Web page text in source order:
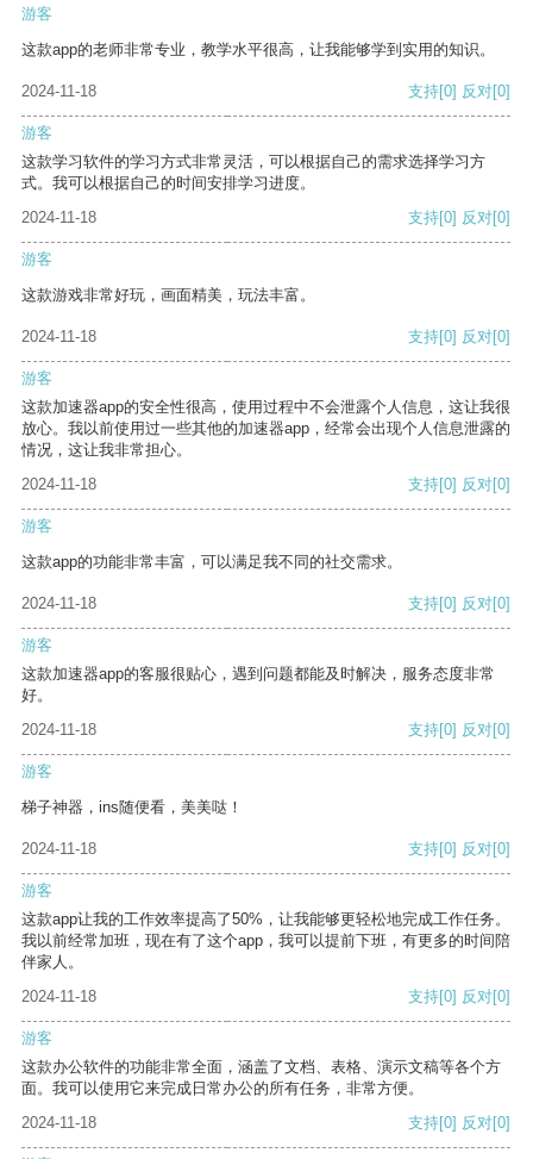
游客
这款app的老师非常专业，教学水平很高，让我能够学到实用的知识。
2024-11-18 支持[0] 反对[0]
游客
这款学习软件的学习方式非常灵活，可以根据自己的需求选择学习方
式。我可以根据自己的时间安排学习进度。
2024-11-18
支持[0] 反对[0]
游客
这款游戏非常好玩，画面精美，玩法丰富。
2024-11-18 支持[0] 反对[0]
游客
这款加速器app的安全性很高，使用过程中不会泄露个人信息，这让我很
放心。我以前使用过一些其他的加速器app，经常会出现个人信息泄露的
情况，这让我非常担心。
2024-11-18
支持[0] 反对[0]
游客
这款app的功能非常丰富，可以满足我不同的社交需求。
2024-11-18 支持[0] 反对[0]
游客
这款加速器app的客服很贴心，遇到问题都能及时解决，服务态度非常
好。
2024-11-18
支持[0] 反对[0]
游客
梯子神器，ins随便看，美美哒！
2024-11-18 支持[0] 反对[0]
游客
这款app让我的工作效率提高了50%，让我能够更轻松地完成工作任务。
我以前经常加班，现在有了这个app，我可以提前下班，有更多的时间陪
伴家人。
2024-11-18
支持[0] 反对[0]
游客
这款办公软件的功能非常全面，涵盖了文档、表格、演示文稿等各个方
面。我可以使用它来完成日常办公的所有任务，非常方便。
2024-11-18
支持[0] 反对[0]